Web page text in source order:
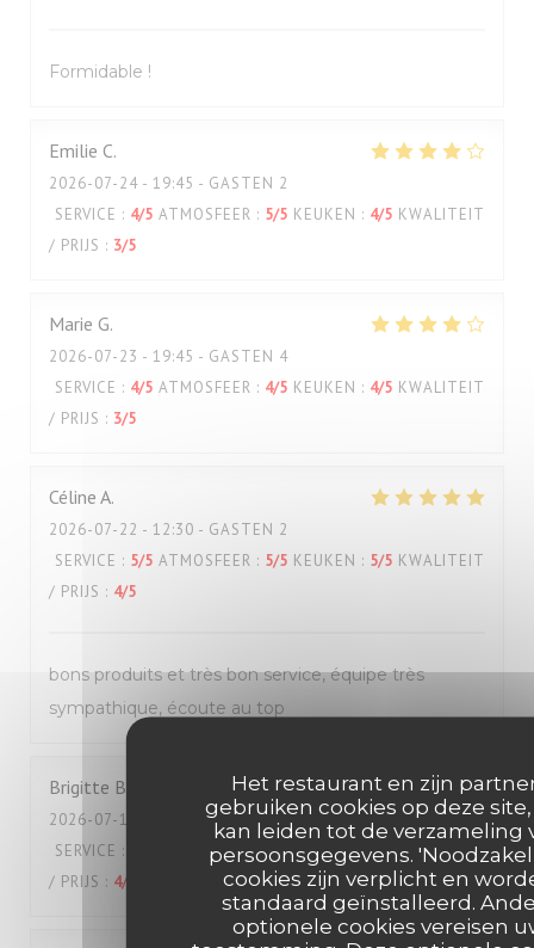
Het restaurant en zijn
gebruiken cookies op deze
kan leiden tot de verzameling
persoonsgegevens.
cookies zijn verplicht en
standaard geïnstalleerd.
optionele cookies vereisen
Formidable !
Emilie C
2026-07-24 - 19:45 - GASTEN 2
SERVICE : 4/5 ATMOSFEER : 5/5 KEUKEN : 4/5 KWALITEIT
/ PRIJS : 3/5
Marie G
2026-07-23 - 19:45 - GASTEN 4
SERVICE : 4/5 ATMOSFEER : 4/5 KEUKEN : 4/5 KWALITEIT
/ PRIJS : 3/5
Céline A
2026-07-22 - 12:30 - GASTEN 2
SERVICE : 5/5 ATMOSFEER : 5/5 KEUKEN : 5/5 KWALITEIT
/ PRIJS : 4/5
bons produits et très bon service, équipe très
sympathique, écoute au top
Brigitte B
2026-07-18
- 12:00 - GASTEN 2
SERVICE : ATMOSFEER: 4/5 KEUKEN: 5/5 KWALITEIT
/ PRIJS : 4/5